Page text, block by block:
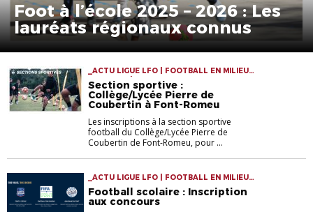
Foot à l’école 2025 – 2026 : Les
lauréats régionaux connus
_ACTU LIGUE LFO | FOOTBALL EN MILIEU
SCOLAIRE | SECTIONS SPORTIVES
Section sportive :
Collège/Lycée Pierre de
Coubertin à Font-Romeu
Les inscriptions à la section sportive
football du Collège/Lycée Pierre de
Coubertin de Font-Romeu, pour ...
_ACTU LIGUE LFO | FOOTBALL EN MILIEU
SCOLAIRE
Football scolaire : Inscription
aux concours